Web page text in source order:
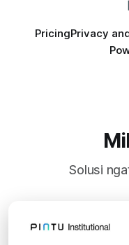
PricingPrivacy
Solusi